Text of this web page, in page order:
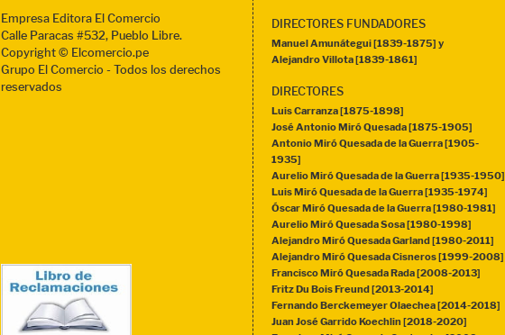
Empresa Editora El Comercio
Calle Paracas #532, Pueblo Libre.
Copyright © Elcomercio.pe
Grupo El Comercio - Todos los derechos
reservados
DIRECTORES FUNDADORES
Manuel Amunátegui [1839-1875] y
Alejandro Villota [1839-1861]
DIRECTORES
Luis Carranza [1875-1898]
José Antonio Miró Quesada [1875-1905]
Antonio Miró Quesada de la Guerra [1905-
1935]
Aurelio Miró Quesada de la Guerra [1935-1950]
Luis Miró Quesada de la Guerra [1935-1974]
Óscar Miró Quesada de la Guerra [1980-1981]
Aurelio Miró Quesada Sosa [1980-1998]
Alejandro Miró Quesada Garland [1980-2011]
Alejandro Miró Quesada Cisneros [1999-2008]
Francisco Miró Quesada Rada [2008-2013]
Fritz Du Bois Freund [2013-2014]
Fernando Berckemeyer Olaechea [2014-2018]
Juan José Garrido Koechlin [2018-2020]